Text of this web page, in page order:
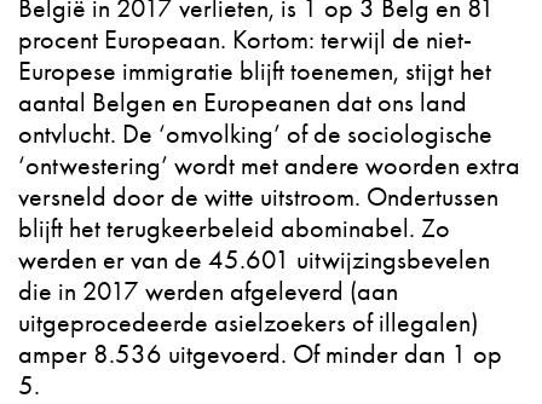
België in 2017 verlieten, is 1 op 3 Belg en 81
procent Europeaan. Kortom: terwijl de niet-
Europese immigratie blijft toenemen, stijgt het
aantal Belgen en Europeanen dat ons land
ontvlucht. De ‘omvolking’ of de sociologische
‘ontwestering’ wordt met andere woorden extra
versneld door de witte uitstroom. Ondertussen
blijft het terugkeerbeleid abominabel. Zo
werden er van de 45.601 uitwijzingsbevelen
die in 2017 werden afgeleverd (aan
uitgeprocedeerde asielzoekers of illegalen)
amper 8.536 uitgevoerd. Of minder dan 1 op
5.